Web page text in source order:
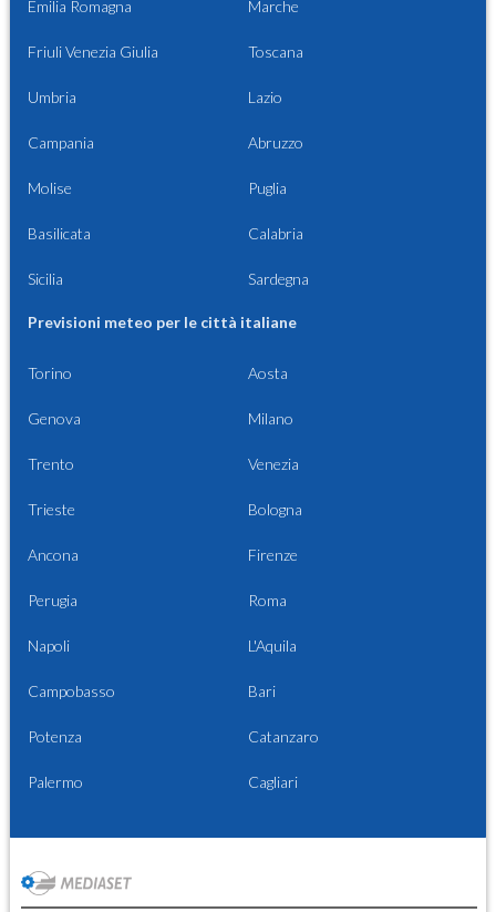
Emilia Romagna Marche
Friuli Venezia Giulia Toscana
Umbria Lazio
Campania Abruzzo
Molise Puglia
Basilicata Calabria
Sicilia Sardegna
Previsioni meteo per le città italiane
Torino Aosta
Genova Milano
Trento Venezia
Trieste Bologna
Ancona Firenze
Perugia Roma
Napoli L'Aquila
Campobasso Bari
Potenza Catanzaro
Palermo Cagliari